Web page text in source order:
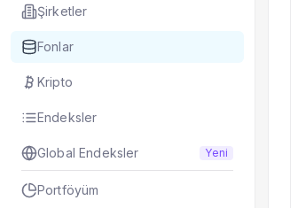
Şirketler
Fonlar
Kripto
Endeksler
Global Endeksler Yeni
Portföyüm